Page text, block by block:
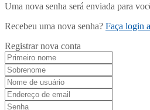
Uma nova senha será enviada para
Recebeu uma nova senha? Faça login
Registrar nova conta